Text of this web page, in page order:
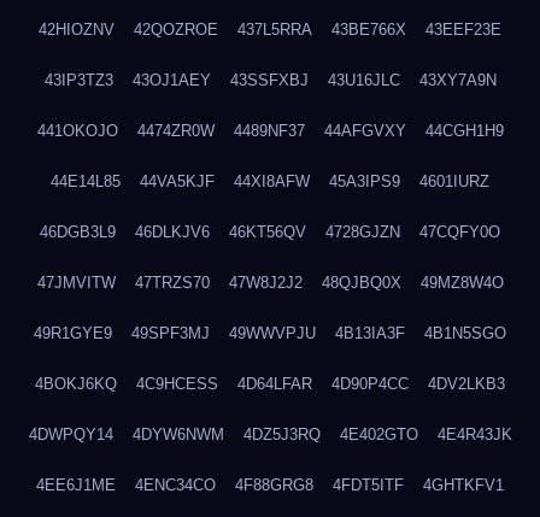
42HIOZNV 42QOZROE 437L5RRA 43BE766X 43EEF23E
43IP3TZ3 43OJ1AEY 43SSFXBJ 43U16JLC 43XY7A9N
441OKOJO 4474ZR0W 4489NF37 44AFGVXY 44CGH1H9
44E14L85 44VA5KJF 44XI8AFW 45A3IPS9 4601IURZ
46DGB3L9 46DLKJV6 46KT56QV 4728GJZN 47CQFY0O
47JMVITW 47TRZS70 47W8J2J2 48QJBQ0X 49MZ8W4O
49R1GYE9 49SPF3MJ 49WWVPJU 4B13IA3F 4B1N5SGO
4BOKJ6KQ 4C9HCESS 4D64LFAR 4D90P4CC 4DV2LKB3
4DWPQY14 4DYW6NWM 4DZ5J3RQ 4E402GTO 4E4R43JK
4EE6J1ME 4ENC34CO 4F88GRG8 4FDT5ITF 4GHTKFV1